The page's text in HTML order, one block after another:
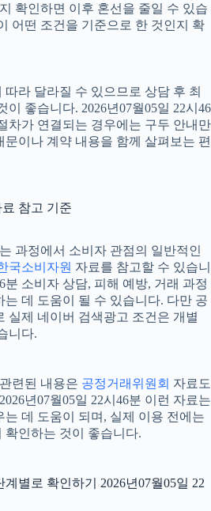
확인하면 이후 혼선을 줄일 수 있습
어떤 조건을 기준으로 한 것인지 확
라 달라질 수 있으므로 상담 후 최
이 좋습니다. 2026년07월05일 22시46
차가 연결되는 경우에는 구두 안내만
이나 계약 내용을 함께 살펴보는 편
참고 기준
과정에서 소비자 관점의 일반적인
국소비자원 자료를 참고할 수 있습니
분 소비자 상담, 피해 예방, 거래 과정
데 도움이 될 수 있습니다. 다만 공
실제 네이버 검색광고 조건은 개별
니다.
련된 내용은 공정거래위원회 자료도
년07월05일 22시46분 이런 자료는
데 도움이 되며, 실제 이용 전에는
확인하는 것이 좋습니다.
별로 확인하기 2026년07월05일 22